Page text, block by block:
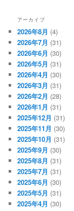
アーカイブ
2026年8月 (4)
2026年7月 (31)
2026年6月 (30)
2026年5月 (31)
2026年4月 (30)
2026年3月 (31)
2026年2月 (28)
2026年1月 (31)
2025年12月 (31)
2025年11月 (30)
2025年10月 (31)
2025年9月 (30)
2025年8月 (31)
2025年7月 (31)
2025年6月 (30)
2025年5月 (31)
2025年4月 (30)